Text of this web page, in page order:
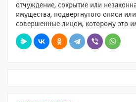
отчуждение, сокрытие или
имущества, подвергнутого описи
совершенные лицом, которому это